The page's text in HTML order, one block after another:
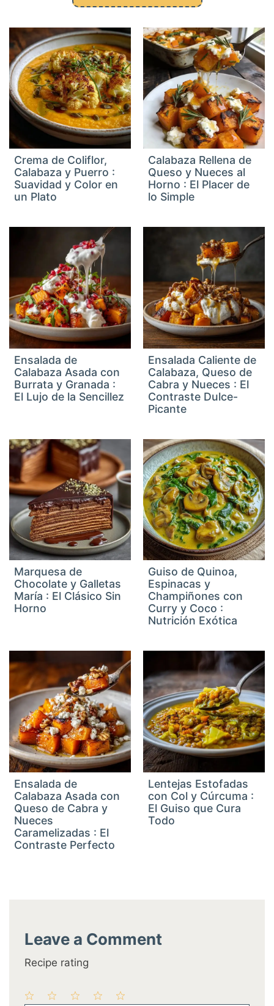
Crema de Coliflor,
Calabaza y Puerro :
Suavidad y Color en
un Plato
Calabaza Rellena de
Queso y Nueces al
Horno : El Placer de
lo Simple
Ensalada de
Calabaza Asada con
Burrata y Granada :
El Lujo de la Sencillez
Ensalada Caliente de
Calabaza, Queso de
Cabra y Nueces : El
Contraste Dulce-
Picante
Marquesa de
Chocolate y Galletas
María : El Clásico Sin
Horno
Guiso de Quinoa,
Espinacas y
Champiñones con
Curry y Coco :
Nutrición Exótica
Ensalada de
Calabaza Asada con
Queso de Cabra y
Nueces
Caramelizadas : El
Contraste Perfecto
Lentejas Estofadas
con Col y Cúrcuma :
El Guiso que Cura
Todo
Leave a Comment
Recipe rating